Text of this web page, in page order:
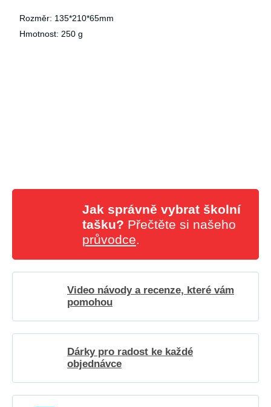
Rozměr: 135*210*65mm
Hmotnost: 250 g
Jak správně vybrat školní
tašku? Přečtěte si našeho
průvodce.
Video návody a recenze, které vám
pomohou
Dárky pro radost ke každé
objednávce